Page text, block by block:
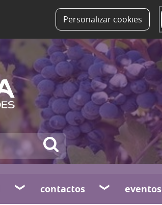
Personalizar cookies
contactos eventos